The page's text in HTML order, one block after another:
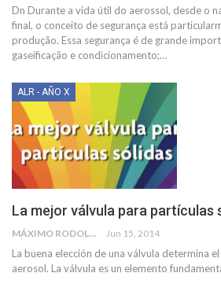
Dn Durante a vida útil do aerossol, desde o
final, o conceito de segurança está
produção. Essa segurança é de grande
gaseificação e condicionamento;…
ALR - AÑO X
La mejor válvula para partículas
MÁXIMO RODOLFO KUSSELEWSKI Jun 15, 2014
La buena elección de una válvula determina
aerosol. La válvula es un elemento